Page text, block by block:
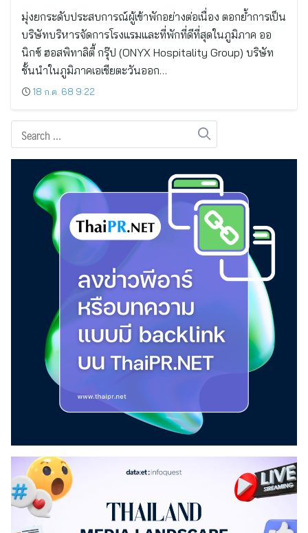
มุ่งยกระดับประสบการณ์ผู้เข้าพักอย่างต่อเนื่อง ตอกย้ำการเป็น
บริษัทบริหารจัดการโรงแรมและที่พักที่ดีที่สุดในภูมิภาค ออ
นิกซ์ ฮอสพิทาลิตี้ กรุ๊ป (ONYX Hospitality Group) บริษัท
ชั้นนำในภูมิภาคเอเชียตะวันออก…
18 ก.ค. 68 9:22